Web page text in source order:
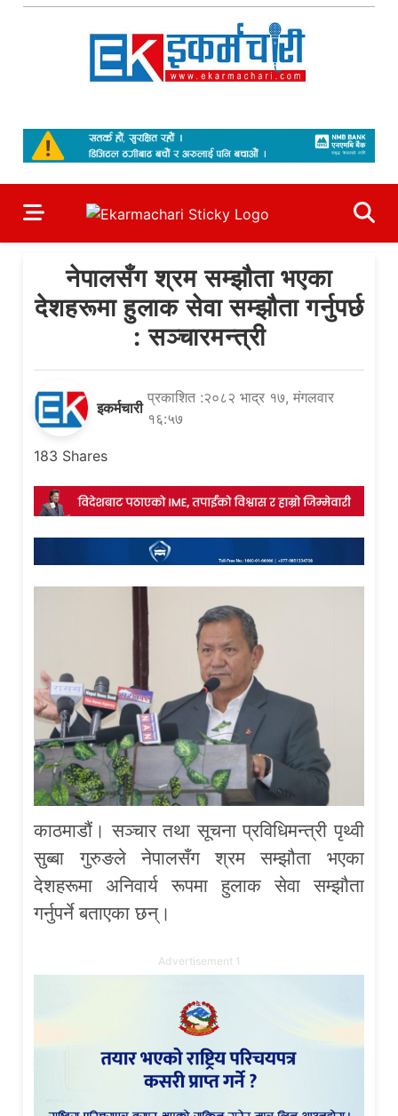
Skip
नेपालसँग श्रम सम्झौता भएका
देशहरूमा हुलाक सेवा सम्झौता गर्नुपर्छ
: सञ्चारमन्त्री
इकर्मचारी
प्रकाशित :२०८२ भाद्र १७, मंगलवार
१६:५७
183 Shares
काठमाडौं। सञ्चार तथा सूचना प्रविधिमन्त्री पृथ्वी
सुब्बा गुरुङले नेपालसँग श्रम सम्झौता भएका
देशहरूमा अनिवार्य रूपमा हुलाक सेवा सम्झौता
गर्नुपर्ने बताएका छन्।
Advertisement 1